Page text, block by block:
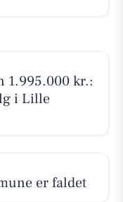
1.995.000 kr.:
i Lille
er faldet